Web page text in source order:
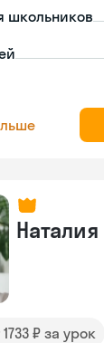
школьников
Наталия
1733 ₽ за урок